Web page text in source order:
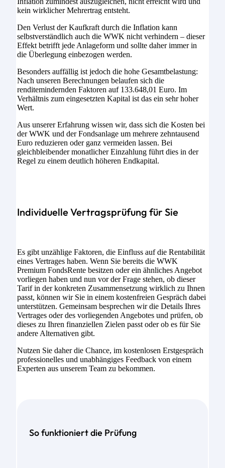
kein wirklicher Mehrertrag entsteht.
Den Verlust der Kaufkraft durch die Inflation kann
selbstverständlich auch die WWK nicht verhindern – dieser
Effekt betrifft jede Anlageform und sollte daher immer in
die Überlegung einbezogen werden.
Besonders auffällig ist jedoch die hohe Gesamtbelastung:
Nach unseren Berechnungen belaufen sich die
renditemindernden Faktoren auf 133.648,01 Euro. Im
Verhältnis zum eingesetzten Kapital ist das ein sehr hoher
Wert.
Aus unserer Erfahrung wissen wir, dass sich die Kosten bei
der WWK und der Fondsanlage um mehrere zehntausend
Euro reduzieren oder ganz vermeiden lassen. Bei
gleichbleibender monatlicher Einzahlung führt dies in der
Regel zu einem deutlich höheren Endkapital.
Individuelle Vertragsprüfung für Sie
Es gibt unzählige Faktoren, die Einfluss auf die Rentabilität
eines Vertrages haben. Wenn Sie bereits die WWK
Premium FondsRente besitzen oder ein ähnliches Angebot
vorliegen haben und nun vor der Frage stehen, ob dieser
Tarif in der konkreten Zusammensetzung wirklich zu Ihnen
passt, können wir Sie in einem kostenfreien Gespräch dabei
unterstützen. Gemeinsam besprechen wir die Details Ihres
Vertrages oder des vorliegenden Angebotes und prüfen, ob
dieses zu Ihren finanziellen Zielen passt oder ob es für Sie
andere Alternativen gibt.
Nutzen Sie daher die Chance, im kostenlosen Erstgespräch
professionelles und unabhängiges Feedback von einem
Experten aus unserem Team zu bekommen.
So funktioniert die Prüfung